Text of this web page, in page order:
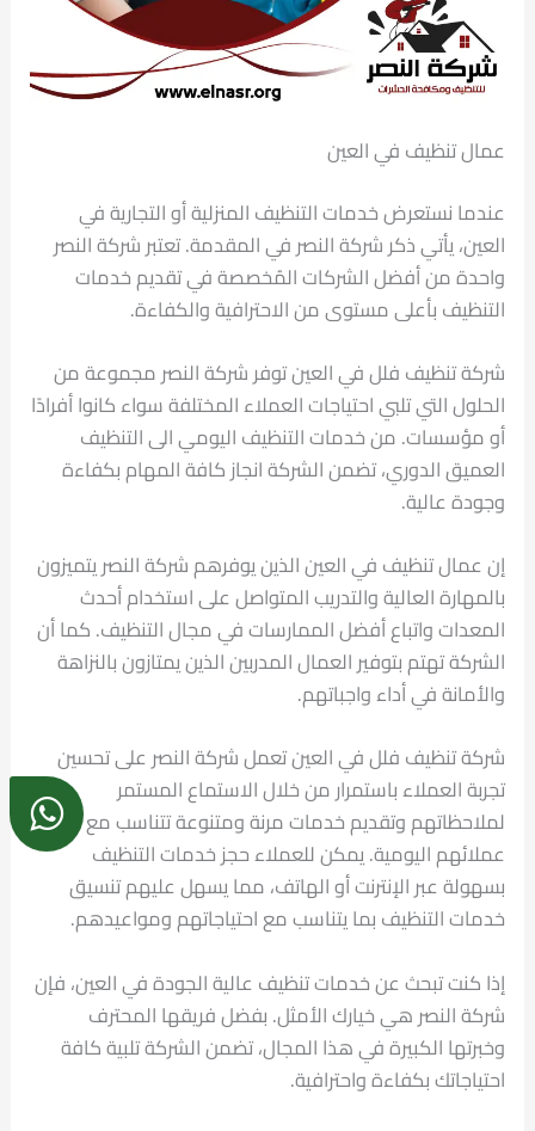
عمال تنظيف في العين
عندما نستعرض خدمات التنظيف المنزلية أو التجارية في
العين، يأتي ذكر شركة النصر في المقدمة. تعتبر شركة النصر
واحدة من أفضل الشركات المُخصصة في تقديم خدمات
التنظيف بأعلى مستوى من الاحترافية والكفاءة.
شركة تنظيف فلل في العين توفر شركة النصر مجموعة من
الحلول التي تلبي احتياجات العملاء المختلفة سواء كانوا أفرادًا
أو مؤسسات. من خدمات التنظيف اليومي الى التنظيف
العميق الدوري، تضمن الشركة انجاز كافة المهام بكفاءة
وجودة عالية.
إن عمال تنظيف في العين الذين يوفرهم شركة النصر يتميزون
بالمهارة العالية والتدريب المتواصل على استخدام أحدث
المعدات واتباع أفضل الممارسات في مجال التنظيف. كما أن
الشركة تهتم بتوفير العمال المدربين الذين يمتازون بالنزاهة
والأمانة في أداء واجباتهم.
شركة تنظيف فلل في العين تعمل شركة النصر على تحسين
تجربة العملاء باستمرار من خلال الاستماع المستمر
لملاحظاتهم وتقديم خدمات مرنة ومتنوعة تتناسب مع جدولة
عملائهم اليومية. يمكن للعملاء حجز خدمات التنظيف
بسهولة عبر الإنترنت أو الهاتف، مما يسهل عليهم تنسيق
خدمات التنظيف بما يتناسب مع احتياجاتهم ومواعيدهم.
إذا كنت تبحث عن خدمات تنظيف عالية الجودة في العين، فإن
شركة النصر هي خيارك الأمثل. بفضل فريقها المحترف
وخبرتها الكبيرة في هذا المجال، تضمن الشركة تلبية كافة
احتياجاتك بكفاءة واحترافية.